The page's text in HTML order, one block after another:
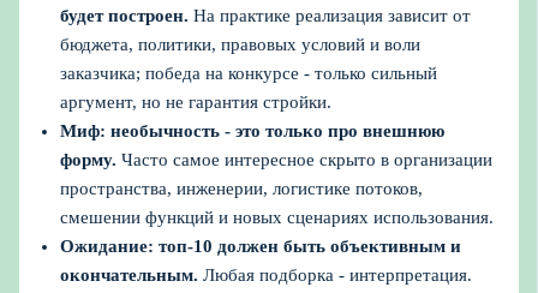
будет построен. На практике реализация зависит от
бюджета, политики, правовых условий и воли
заказчика; победа на конкурсе - только сильный
аргумент, но не гарантия стройки.
Миф: необычность - это только про внешнюю
форму. Часто самое интересное скрыто в организации
пространства, инженерии, логистике потоков,
смешении функций и новых сценариях использования.
Ожидание: топ-10 должен быть объективным и
окончательным. Любая подборка - интерпретация.